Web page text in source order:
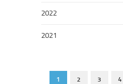
2022
2021
1 2 3 4